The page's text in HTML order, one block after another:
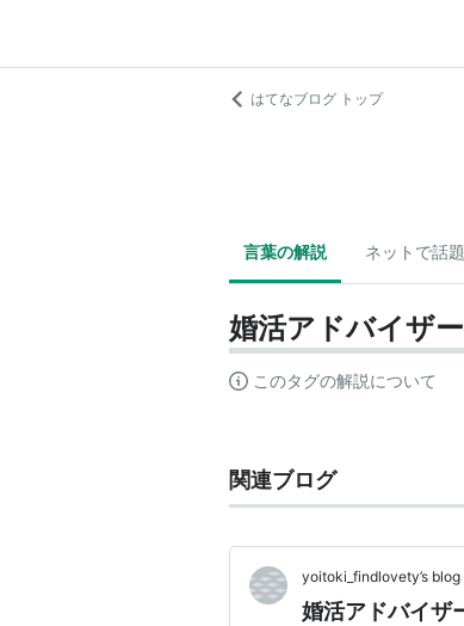
はてなブログ トップ
言葉の解説 ネットで話題
婚活アドバイザー
このタグの解説について
関連ブログ
yoitoki_findlovety’s blog
婚活アドバイザ